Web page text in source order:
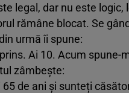
legal, dar nu este logic,
rămâne blocat. Se
urmă îi spune:
Ai 10. Acum spune-
zâmbește:
de ani și sunteți